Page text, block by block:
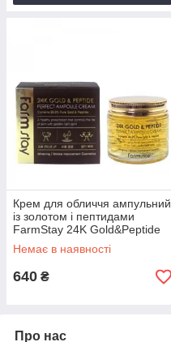
Крем для обличчя ампульний
із золотом і пептидами
FarmStay 24K Gold&Peptide
Perfect Ampoule Cream 80 мл
Немає в наявності
640 ₴
Про нас